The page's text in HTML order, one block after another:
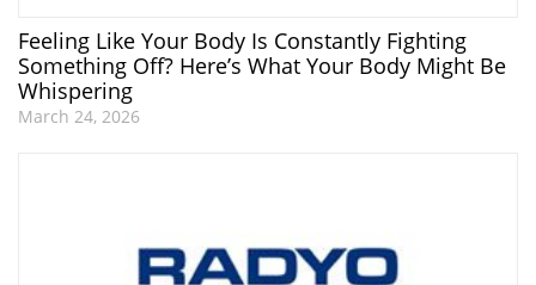
Feeling Like Your Body Is Constantly Fighting
Something Off? Here’s What Your Body Might Be
Whispering
March 24, 2026